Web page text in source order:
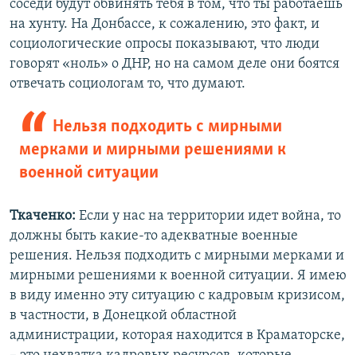
соседи будут обвинять тебя в том, что ты работаешь
на хунту. На Донбассе, к сожалению, это факт, и
социологические опросы показывают, что люди
говорят «ноль» о ДНР, но на самом деле они боятся
отвечать социологам то, что думают.
Нельзя подходить с мирными
мерками и мирными решениями к
военной ситуации
Ткаченко: Если у нас на территории идет война, то
должны быть какие-то адекватные военные
решения. Нельзя подходить с мирными мерками и
мирными решениями к военной ситуации. Я имею
в виду именно эту ситуацию с кадровым кризисом,
в частности, в Донецкой областной
администрации, которая находится в Краматорске,